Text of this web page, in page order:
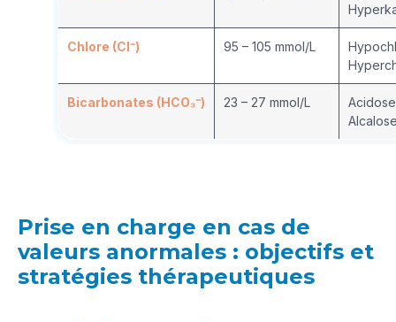
Chlore (Cl⁻) 95 – 105 mmol/L
Bicarbonates (HCO₃⁻) 23 – 27 mmol/L
Prise en charge en cas de
valeurs anormales : objectifs et
stratégies thérapeutiques